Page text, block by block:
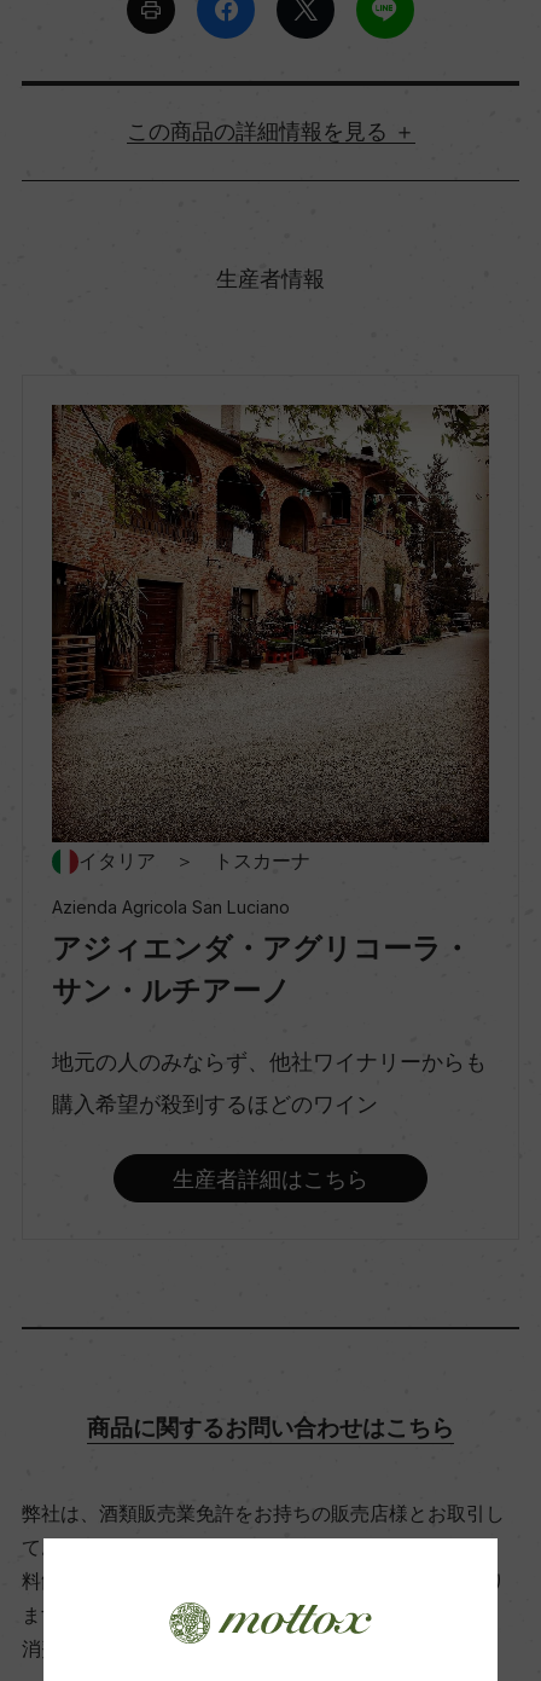
詳細情報
地区名
ヴァルディキアーナ
種類
スティルワイン
味わい
フルボディ
品種（原材料）
サンジョヴェーゼ 40%/モンテプルチアーノ 40%/
アルコール度数
ー
コンクール入賞歴
ー
生産者情報
イタリア ＞ トスカーナ
Azienda Agricola San Luciano
アジィエンダ・アグリコーラ・
サン・ルチアーノ
地元の人のみならず、他社ワイナリーからも
購入希望が殺到するほどのワイン
生産者詳細はこちら
商品に関するお問い合わせはこちら
弊社は、酒類販売業免許をお持ちの販売店様とお取引し
ております。
料飲店様には帳合酒販店様を通して商品を提供しており
ます。
消費者様には酒販店様の紹介をしております